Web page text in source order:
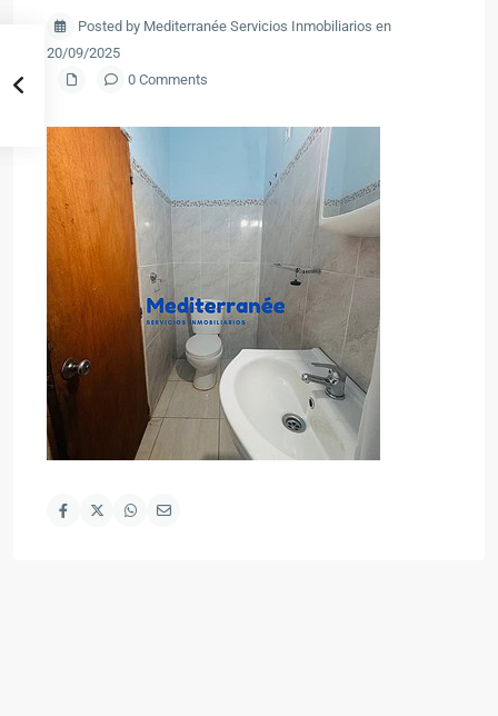
Posted by Mediterranée Servicios Inmobiliarios en
20/09/2025
0 Comments